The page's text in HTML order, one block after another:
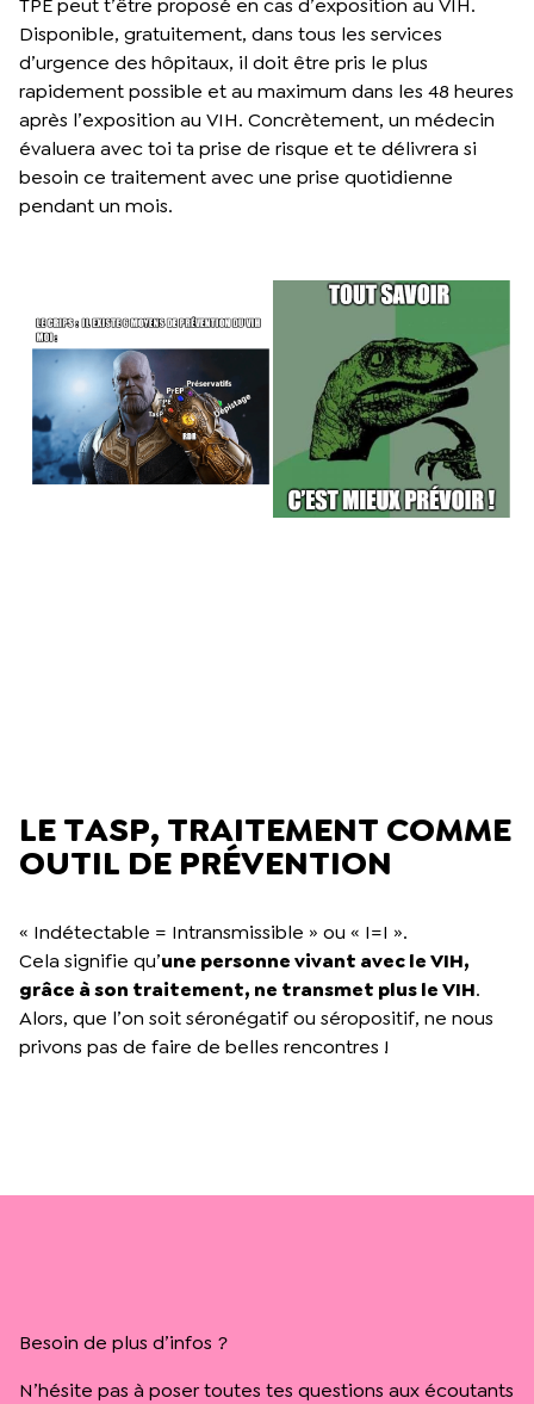
Disponible, gratuitement, dans tous les services
d’urgence des hôpitaux, il doit être pris le plus
rapidement possible et au maximum dans les 48 heures
après l’exposition au VIH. Concrètement, un médecin
évaluera avec toi ta prise de risque et te délivrera si
besoin ce traitement avec une prise quotidienne
pendant un mois.
LE TASP, TRAITEMENT COMME
OUTIL DE PRÉVENTION
« Indétectable = Intransmissible » ou « I=I ».
Cela signifie qu’une personne vivant avec le VIH,
grâce à son traitement, ne transmet plus le VIH.
Alors, que l’on soit séronégatif ou séropositif, ne nous
privons pas de faire de belles rencontres !
Besoin de plus d’infos ?
N’hésite pas à poser toutes tes questions aux écoutants